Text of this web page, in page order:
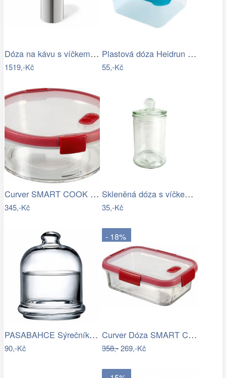
Dóza na kávu s víčkem z bambusu ZACK
1519,-Kč
Plastová dóza Heidrun Polar Frost 2,4l
55,-Kč
Curver SMART COOK Dóza - 1,2L
345,-Kč
Skleněná dóza s víčkem TORO 150ml
35,-Kč
PASABAHCE Sýrečník s poklopem 12x14.3cm
90,-Kč
- 18%
Curver Dóza SMART COOK - 0,9L
358,-269,-Kč